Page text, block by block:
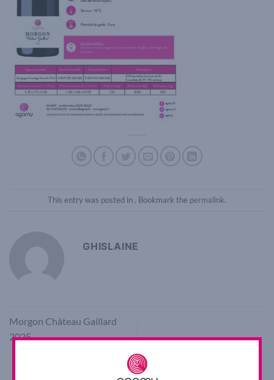
This entry was posted in . Bookmark the permalink.
GHISLAINE
Morgon Château Gaillard
2025